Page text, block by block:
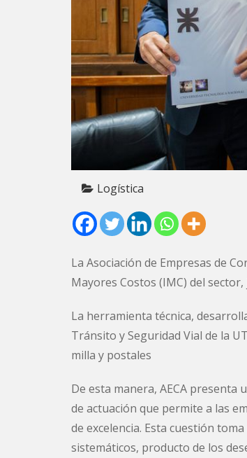
Logística
La Asociación de Empresas de
Mayores Costos (IMC) del
La herramienta técnica,
Tránsito y Seguridad Vial de la
milla y postales
De esta manera, AECA
de actuación que permite a las
de excelencia. Esta cuestión
sistemáticos, producto de los